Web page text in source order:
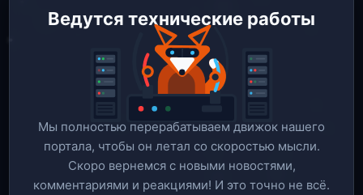
Ведутся технические работы
Мы полностью перерабатываем движок нашего
портала, чтобы он летал со скоростью мысли.
Скоро вернемся c новыми новостями,
комментариями и реакциями! И это точно не всё.